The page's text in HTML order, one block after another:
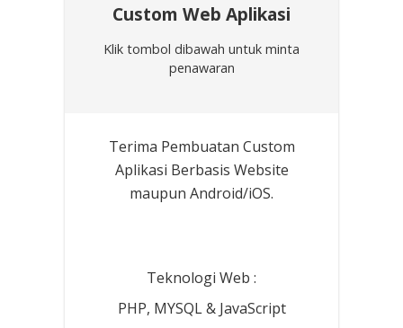
Custom Web Aplikasi
Klik tombol dibawah untuk minta
penawaran
Terima Pembuatan Custom
Aplikasi Berbasis Website
maupun Android/iOS.
Teknologi Web :
PHP, MYSQL & JavaScript